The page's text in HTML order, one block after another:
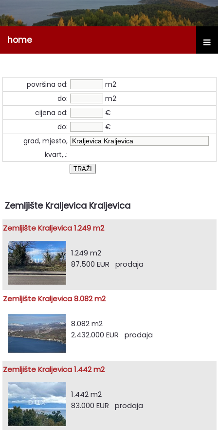
home
površina od:
m2
do:
m2
cijena od:
€
do:
€
grad, mjesto,
kvart,..:
Zemljište Kraljevica Kraljevica
Zemljište Kraljevica 1.249 m2
1.249 m2
87.500 EUR prodaja
Zemljište Kraljevica 8.082 m2
8.082 m2
2.432.000 EUR prodaja
Zemljište Kraljevica 1.442 m2
1.442 m2
83.000 EUR prodaja